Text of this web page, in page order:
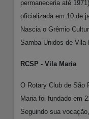
permaneceria até
oficializada em 10 de
Nascia o Grêmio
Samba Unidos de Vila
RCSP - Vila Maria
O Rotary Club de São
Maria foi fundado em
Seguindo sua